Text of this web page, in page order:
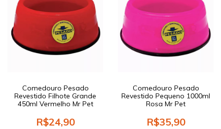
Comedouro Pesado
Revestido Filhote Grande
450ml Vermelho Mr Pet
R$24,90
Comedouro Pesado
Revestido Pequeno 1000ml
Rosa Mr Pet
R$35,90